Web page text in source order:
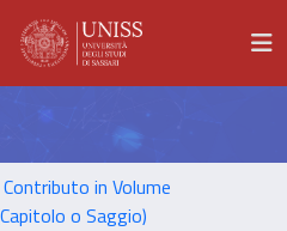
in Volume
o Saggio)